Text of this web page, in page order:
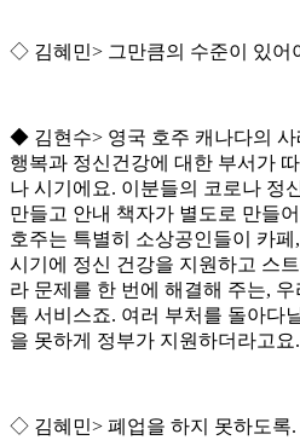
◇ 김혜민> 그만큼의 수준이 있어
◆ 김현수> 영국 호주 캐나다의
행복과 정신건강에 대한 부서가
나 시기에요. 이분들의 코로나 정
만들고 안내 책자가 별도로 만들
호주는 특별히 소상공인들이 카페 ,
시기에 정신 건강을 지원하고 스
라 문제를 한 번에 해결해 주는, 우
톱 서비스죠. 여러 부처를 돌아다
을 못하게 정부가 지원하더라고요.
◇ 김혜민> 폐업을 하지 못하도록.